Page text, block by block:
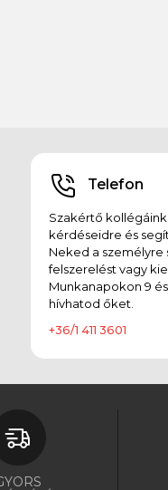
Telefon
Szakértő kollégáink
kérdéseidre és
Neked a
felszerelést vagy
Munkanapokon 9
hívhatod őket.
+36/1 411 3601